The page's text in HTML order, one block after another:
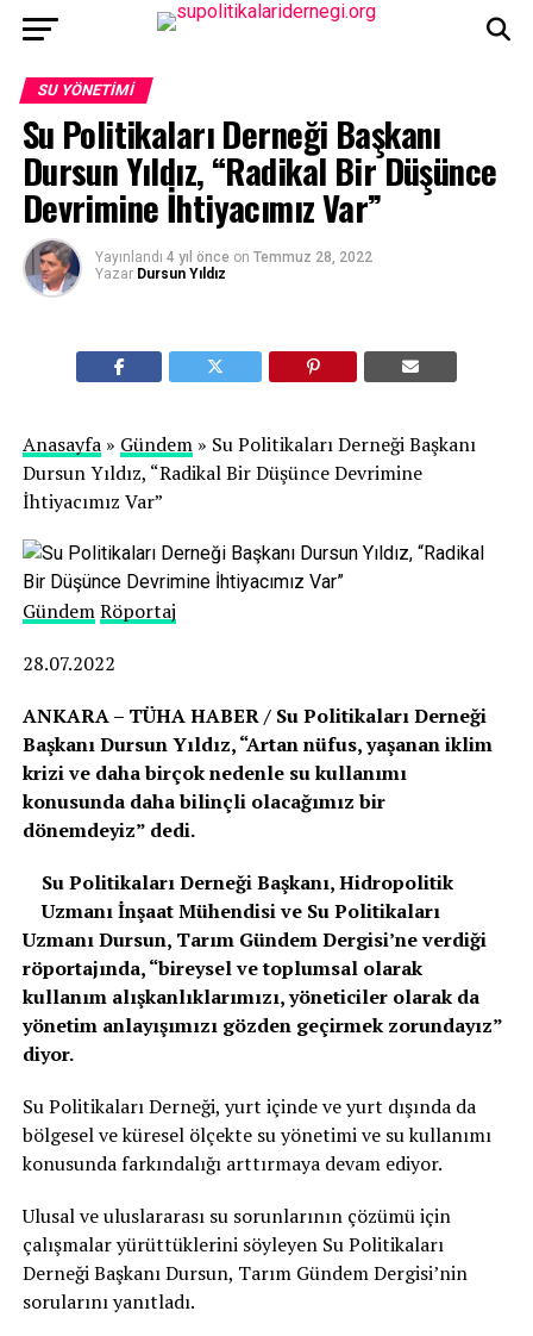
SU YÖNETIMI
Su Politikaları Derneği Başkanı
Dursun Yıldız, “Radikal Bir Düşünce
Devrimine İhtiyacımız Var”
Yayınlandı 4 yıl önce on Temmuz 28, 2022
Yazar Dursun Yıldız
Anasayfa» Gündem» Su Politikaları Derneği Başkanı
Dursun Yıldız, “Radikal Bir Düşünce Devrimine
İhtiyacımız Var”
GündemRöportaj
28.07.2022
ANKARA – TÜHA HABER / Su Politikaları Derneği
Başkanı Dursun Yıldız, “Artan nüfus, yaşanan iklim
krizi ve daha birçok nedenle su kullanımı
konusunda daha bilinçli olacağımız bir
dönemdeyiz” dedi.
Su Politikaları Derneği Başkanı, Hidropolitik
Uzmanı İnşaat Mühendisi ve Su Politikaları
Uzmanı Dursun, Tarım Gündem Dergisi’ne verdiği
röportajında, “bireysel ve toplumsal olarak
kullanım alışkanlıklarımızı, yöneticiler olarak da
yönetim anlayışımızı gözden geçirmek zorundayız”
diyor.
Su Politikaları Derneği, yurt içinde ve yurt dışında da
bölgesel ve küresel ölçekte su yönetimi ve su kullanımı
konusunda farkındalığı arttırmaya devam ediyor.
Ulusal ve uluslararası su sorunlarının çözümü için
çalışmalar yürüttüklerini söyleyen Su Politikaları
Derneği Başkanı Dursun, Tarım Gündem Dergisi’nin
sorularını yanıtladı.